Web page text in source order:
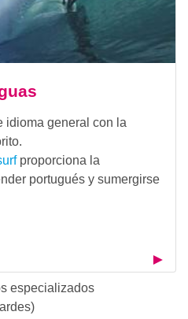
idioma general con la
proporciona la
portugués y sumergirse
especializados